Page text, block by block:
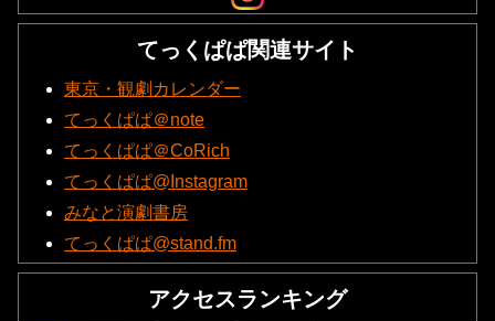
てっくぱぱ関連サイト
東京・観劇カレンダー
てっくぱぱ＠note
てっくぱぱ＠CoRich
てっくぱぱ@Instagram
みなと演劇書房
てっくぱぱ@stand.fm
アクセスランキング